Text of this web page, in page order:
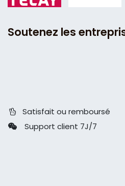
Soutenez les
Satisfait ou remboursé
Support client 7J/7